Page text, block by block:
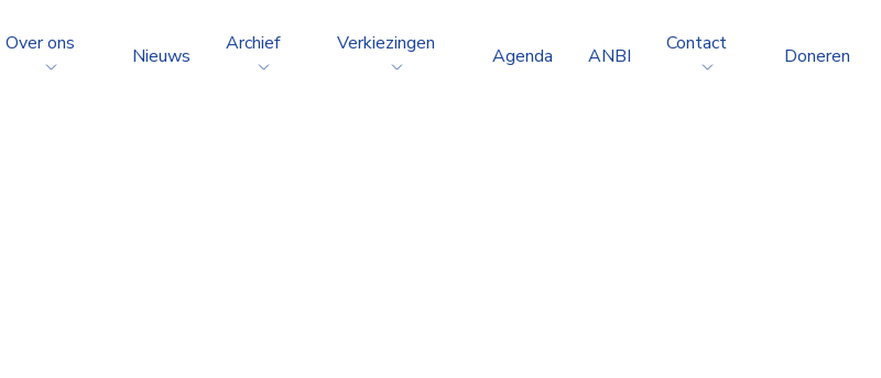
Over ons
Nieuws
Archief Verkiezingen
Agenda ANBI
Contact
Doneren